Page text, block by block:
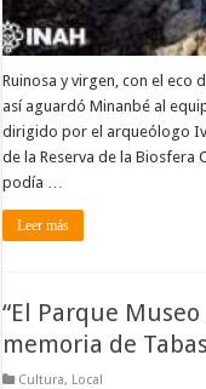
Ruinosa y virgen, con el eco
así aguardó Minanbé al
dirigido por el arqueólogo
de la Reserva de la Biosfera
podía …
Leer más
“El Parque
memoria de
Cultura, Local